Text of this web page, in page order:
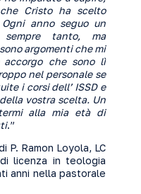
Cristo ha scelto
anno seguo un
sempre tanto, ma
argomenti che mi
che sono lì
nel personale se
i corsi dell’ ISSD e
vostra scelta. Un
alla mia età di
.”
P. Ramon Loyola, LC
licenza in teologia
anni nella pastorale